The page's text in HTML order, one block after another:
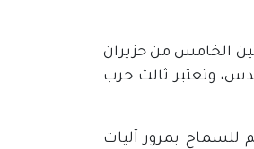
الخامس من حزيران
وتعتبر ثالث حرب
للسماح بمرور آليات